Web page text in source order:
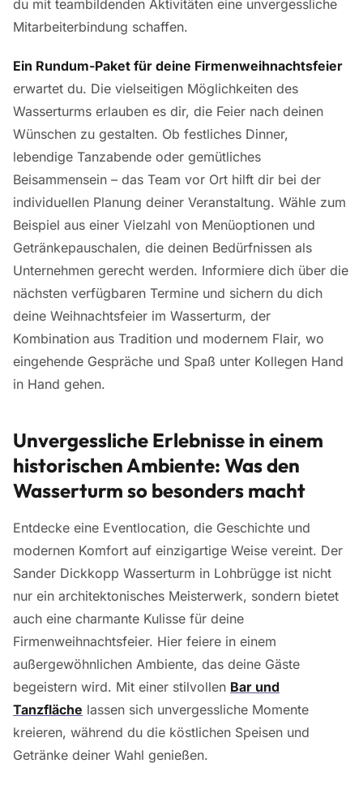
du mit teambildenden Aktivitäten eine unvergessliche
Mitarbeiterbindung schaffen.
Ein Rundum-Paket für deine Firmenweihnachtsfeier
erwartet du. Die vielseitigen Möglichkeiten des
Wasserturms erlauben es dir, die Feier nach deinen
Wünschen zu gestalten. Ob festliches Dinner,
lebendige Tanzabende oder gemütliches
Beisammensein – das Team vor Ort hilft dir bei der
individuellen Planung deiner Veranstaltung. Wähle zum
Beispiel aus einer Vielzahl von Menüoptionen und
Getränkepauschalen, die deinen Bedürfnissen als
Unternehmen gerecht werden. Informiere dich über die
nächsten verfügbaren Termine und sichern du dich
deine Weihnachtsfeier im Wasserturm, der
Kombination aus Tradition und modernem Flair, wo
eingehende Gespräche und Spaß unter Kollegen Hand
in Hand gehen.
Unvergessliche Erlebnisse in einem
historischen Ambiente: Was den
Wasserturm so besonders macht
Entdecke eine Eventlocation, die Geschichte und
modernen Komfort auf einzigartige Weise vereint. Der
Sander Dickkopp Wasserturm in Lohbrügge ist nicht
nur ein architektonisches Meisterwerk, sondern bietet
auch eine charmante Kulisse für deine
Firmenweihnachtsfeier. Hier feiere in einem
außergewöhnlichen Ambiente, das deine Gäste
begeistern wird. Mit einer stilvollen Bar und
Tanzfläche lassen sich unvergessliche Momente
kreieren, während du die köstlichen Speisen und
Getränke deiner Wahl genießen.